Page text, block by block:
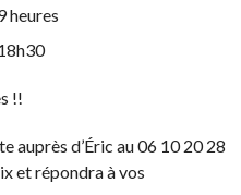
heures
!!
auprès d’Éric au 06 10 20 28
et répondra à vos